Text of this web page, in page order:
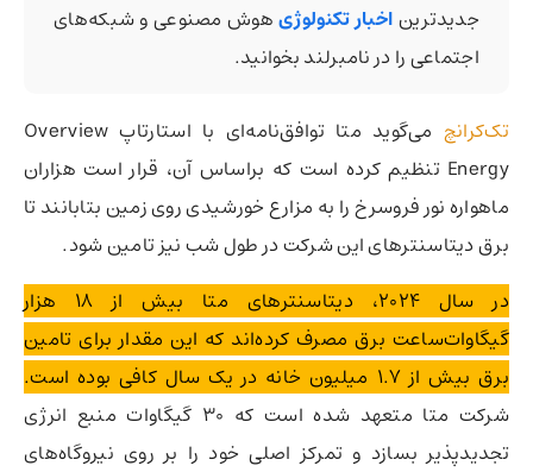
جدیدتریناخبار تکنولوژیهوش مصنوعی و شبکه‌های
اجتماعی را در نامبرلند بخوانید.
تک‌کرانچ
می‌گوید متا توافق‌نامه‌ای با استارتاپ Overview
Energy تنظیم کرده است که براساس آن، قرار است هزاران
ماهواره نور فروسرخ را به مزارع خورشیدی روی زمین بتابانند تا
برق دیتاسنترهای این شرکت در طول شب نیز تامین شود.
در سال ۲۰۲۴، دیتاسنترهای متا بیش از ۱۸ هزار
گیگاوات‌ساعت برق مصرف کرده‌اند که این مقدار برای تامین
برق بیش از ۱.۷ میلیون خانه در یک سال کافی بوده است.
شرکت متا متعهد شده است که ۳۰ گیگاوات منبع انرژی
تجدیدپذیر بسازد و تمرکز اصلی خود را بر روی نیروگاه‌های